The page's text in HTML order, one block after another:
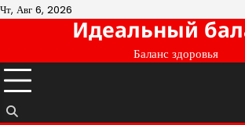
Перейти
Чт, Авг 6, 2026
Идеальный
Баланс здоровья